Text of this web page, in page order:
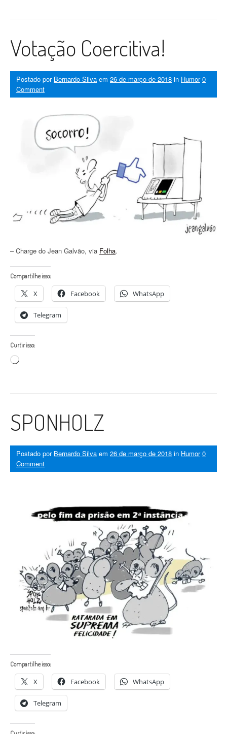
Votação Coercitiva!
Postado por Bernardo Silva em 26 de março de 2018 in Humor 0
Comment
– Charge do Jean Galvão, via Folha.
Compartilhe isso:
X Facebook WhatsApp
Telegram
Curtir isso:
Carregando...
SPONHOLZ
Postado por Bernardo Silva em 26 de março de 2018 in Humor 0
Comment
Compartilhe isso:
X Facebook WhatsApp
Telegram